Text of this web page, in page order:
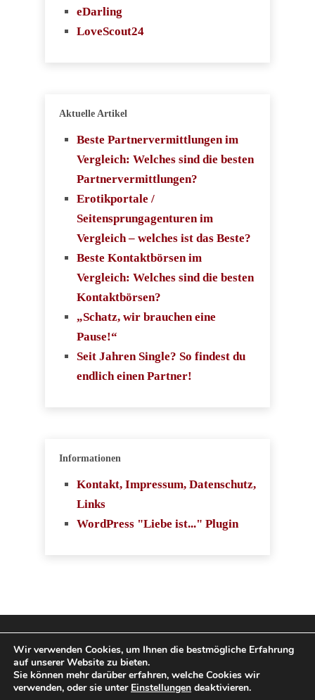
eDarling
LoveScout24
Aktuelle Artikel
Beste Partnervermittlungen im
Vergleich: Welches sind die besten
Partnervermittlungen?
Erotikportale /
Seitensprungagenturen im
Vergleich – welches ist das Beste?
Beste Kontaktbörsen im
Vergleich: Welches sind die besten
Kontaktbörsen?
„Schatz, wir brauchen eine
Pause!“
Seit Jahren Single? So findest du
endlich einen Partner!
Informationen
Kontakt, Impressum, Datenschutz,
Links
WordPress "Liebe ist..." Plugin
Copyright 2009-2026
SingleboerseVergleich.com. Alle Rechte
vorbehalten.
Wir verwenden Cookies, um Ihnen die bestmögliche Erfahrung
auf unserer Website zu bieten.
Sie können mehr darüber erfahren, welche Cookies wir
verwenden, oder sie unter Einstellungen deaktivieren.